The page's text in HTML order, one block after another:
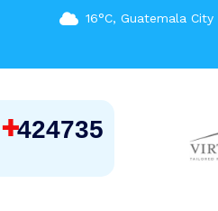
16°C, Guatemala City
+424735